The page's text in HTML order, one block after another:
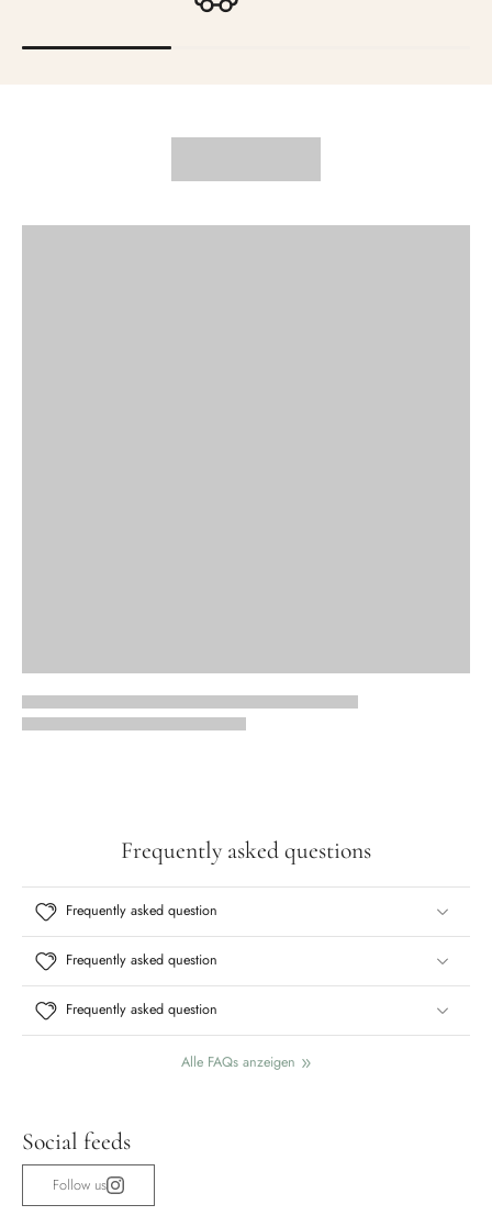
Frequently asked questions
Frequently asked question
Frequently asked question
Frequently asked question
Alle FAQs anzeigen
Social feeds
Follow us